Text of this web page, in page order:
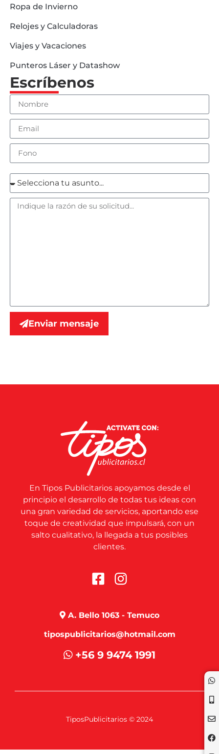
Ropa de Invierno
Relojes y Calculadoras
Viajes y Vacaciones
Punteros Láser y Datashow
Escríbenos
Enviar mensaje
En Tipos Publicitarios apoyamos desde el
principio el desarrollo de todas tus ideas con
una gran variedad de servicios, aportando ese
toque de creatividad que impulsará, con un
salto cualitativo, la llegada a tus posibles
clientes.
A. Bello 1063 - Temuco
tipospublicitarios@hotmail.com
+56 9 9474 1991
TiposPublicitarios © 2024